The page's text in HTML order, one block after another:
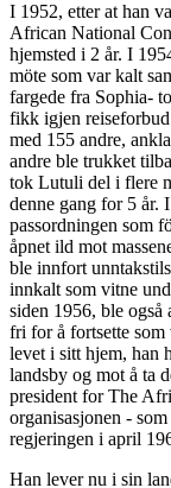
I 1952, etter at han
African National
hjemsted i 2 år. I
möte som var kalt
fargede fra Sophia-
fikk igjen reiseforbud
med 155 andre,
andre ble trukket
tok Lutuli del i flere
denne gang for 5 år.
passordningen som
åpnet ild mot
ble innfort
innkalt som vitne
siden 1956, ble også
fri for å fortsette som
levet i sitt hjem, han
landsby og mot å ta
president for The
organisasjonen -
regjeringen i april
Han lever nu i sin